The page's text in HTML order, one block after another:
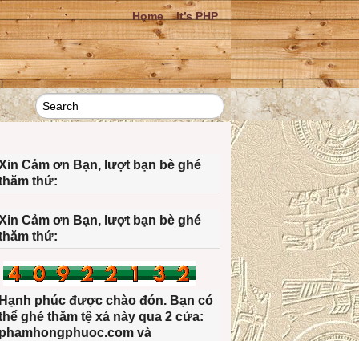
Home It’s PHP
Cảm ơn Bạn, lượt bạn bè ghé
thứ:
Cảm ơn Bạn, lượt bạn bè ghé
thứ:
Hạnh phúc được chào đón. Bạn có
ghé thăm tệ xá này qua 2 cửa:
phamhongphuoc.com và